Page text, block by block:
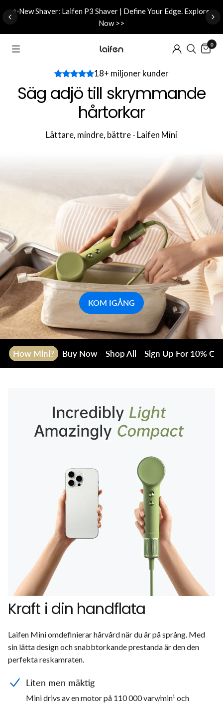
✨New Shaver: Laifen P3 Shaver | Define Your Edge. Explore
Now >>
0
18+ miljoner kunder
Säg adjö till skrymmande
hårtorkar
Lättare, mindre, bättre - Laifen Mini
KOM IGÅNG
How Mini? Buy Now Shop All Sign Up For 10% Off
Kraft i din handflata
Laifen Mini omdefinierar hårvård när du är på språng. Med
sin lätta design och snabbtorkande prestanda är den den
perfekta reskamraten.
Liten men mäktig
Mini drivs av en motor på 110 000 varv/min¹ och